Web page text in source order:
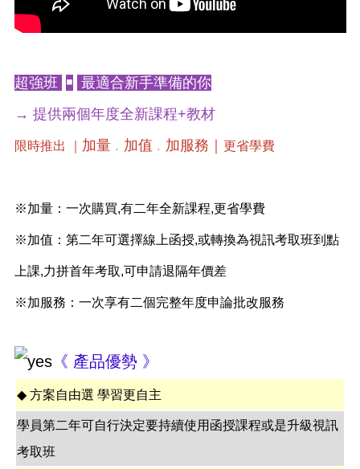
超強班 ￭ 最適合新手準備的你
→ 提供兩個年度全新課程+教材
限時推出 ｜ 加量﹒ 加值 ﹒ 加服務｜ 更省學費
※加量：一次購買,有二年全新課程,更省學費
※加值：第二年可選擇線上函授,或轉換為視訊考取班到點
上課,力拼首年考取,可申請退隔年價差
※加服務：一次享有二個完整年度申論批改服務
《 產品優勢 》
◆ 方案自由選 學習更自主
學員第二年可自行決定要持續使用函授課程或是升級視訊
考取班